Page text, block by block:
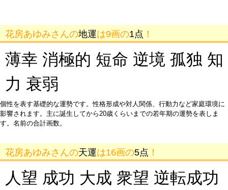
花房あゆみさんの地運は9画の1点 ！
薄幸 消極的 短命 逆境 孤独 知
力 衰弱
個性を表す基礎的な運勢です。性格形成や対人関係、行動力など家庭環境に
影響されます。主に誕生してから20歳くらいまでの若年期の運勢を表しま
す。名前の合計画数。
花房あゆみさんの天運は16画の5点 ！
人望 成功 大成 衆望 逆転成功